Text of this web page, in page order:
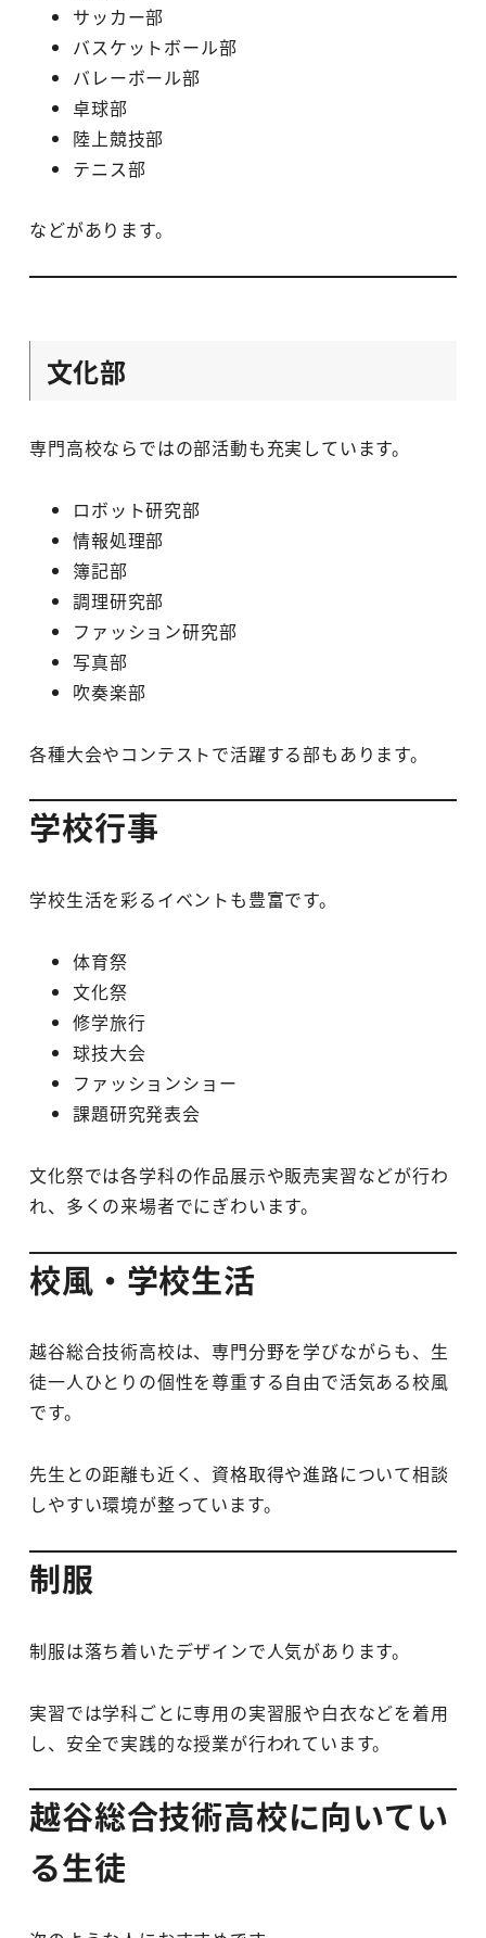
サッカー部
バスケットボール部
バレーボール部
卓球部
陸上競技部
テニス部
などがあります。
文化部
専門高校ならではの部活動も充実しています。
ロボット研究部
情報処理部
簿記部
調理研究部
ファッション研究部
写真部
吹奏楽部
各種大会やコンテストで活躍する部もあります。
学校行事
学校生活を彩るイベントも豊富です。
体育祭
文化祭
修学旅行
球技大会
ファッションショー
課題研究発表会
文化祭では各学科の作品展示や販売実習などが行わ
れ、多くの来場者でにぎわいます。
校風・学校生活
越谷総合技術高校は、専門分野を学びながらも、生
徒一人ひとりの個性を尊重する自由で活気ある校風
です。
先生との距離も近く、資格取得や進路について相談
しやすい環境が整っています。
制服
制服は落ち着いたデザインで人気があります。
実習では学科ごとに専用の実習服や白衣などを着用
し、安全で実践的な授業が行われています。
越谷総合技術高校に向いてい
る生徒